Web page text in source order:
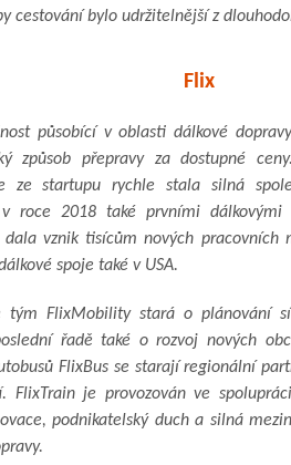
cestování bylo udržitelnější z
Flix
působící v oblasti dálkové
způsob přepravy za dostupné
ze startupu rychle stala silná
v roce 2018 také prvními
vznik tisícům nových pracovních
spoje také v USA.
FlixMobility stará o plánování
řadě také o rozvoj nových
FlixBus se starají regionální
FlixTrain je provozován ve
podnikatelský duch a silná